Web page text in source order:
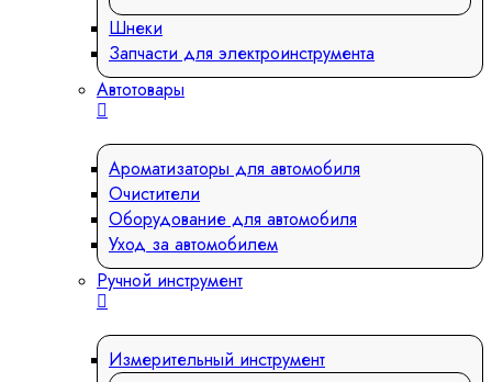
Шнеки
Запчасти для электроинструмента
Автотовары
Ароматизаторы для автомобиля
Очистители
Оборудование для автомобиля
Уход за автомобилем
Ручной инструмент
Измерительный инструмент